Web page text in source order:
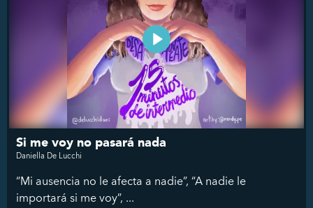
Si me voy no pasará nada
Daniella De Lucchi
“Mi ausencia no le afecta a nadie”, “A nadie le
importará si me voy”, ...